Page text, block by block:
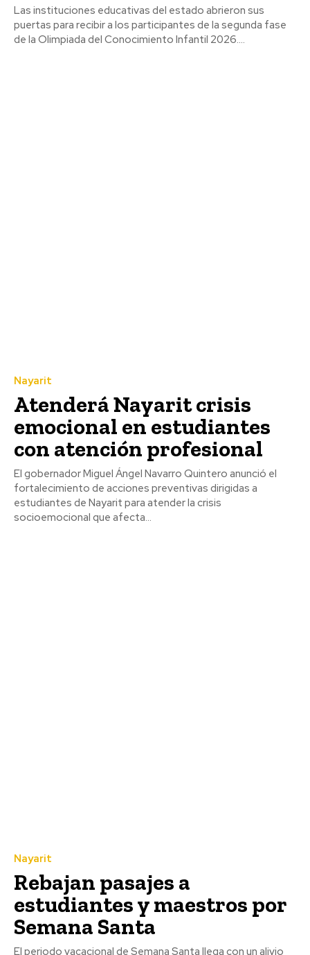
Las instituciones educativas del estado abrieron sus
puertas para recibir a los participantes de la segunda fase
de la Olimpiada del Conocimiento Infantil 2026....
Nayarit
Atenderá Nayarit crisis
emocional en estudiantes
con atención profesional
El gobernador Miguel Ángel Navarro Quintero anunció el
fortalecimiento de acciones preventivas dirigidas a
estudiantes de Nayarit para atender la crisis
socioemocional que afecta...
Nayarit
Rebajan pasajes a
estudiantes y maestros por
Semana Santa
El periodo vacacional de Semana Santa llega con un alivio